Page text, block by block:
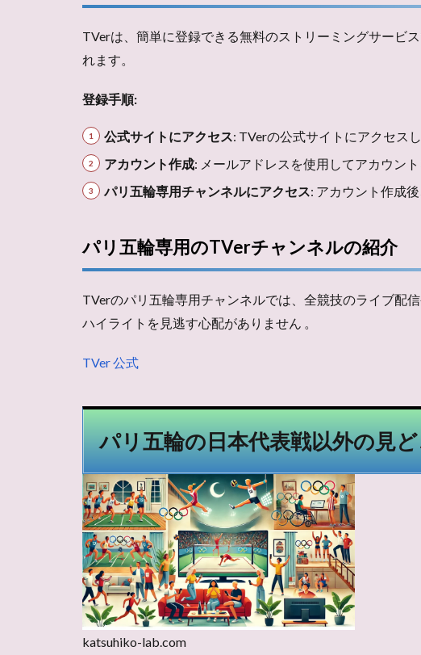
TVerは、簡単に登録できる無料のストリーミングサービ
れます。
登録手順:
公式サイトにアクセス: TVerの公式サイトにアクセスし
アカウント作成: メールアドレスを使用してアカウント
パリ五輪専用チャンネルにアクセス: アカウント作成
パリ五輪専用のTVerチャンネルの紹介
TVerのパリ五輪専用チャンネルでは、全競技のライブ配
ハイライトを見逃す心配がありません​ ​。
TVer 公式
パリ五輪の日本代表戦以外の見
katsuhiko-lab.com